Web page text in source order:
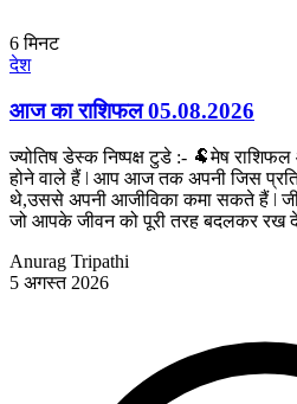
6मिनट
देश
आज का राशिफल 05.08.2026
ज्योतिष डेस्क निष्पक्ष टुडे :- 🐏मेष
होने वाले हैं ǀ आप आज तक अपनी जिस
थे,उससे अपनी आजीविका कमा सकते हैं ǀ
जो आपके जीवन को पूरी तरह बदलकर रख
Anurag Tripathi
5 अगस्त 2026